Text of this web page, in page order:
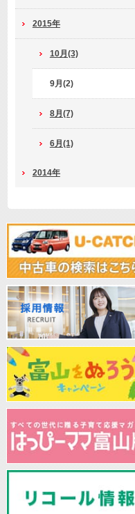
2015年
10月(3)
9月(2)
8月(7)
6月(1)
2014年